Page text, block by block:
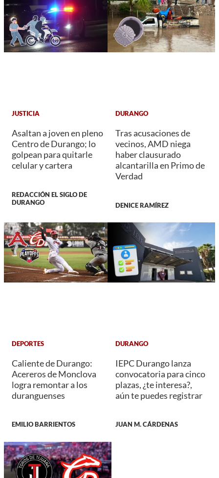
JUSTICIA
Asaltan a joven en pleno
Centro de Durango; lo
golpean para quitarle
celular y cartera
REDACCIÓN EL SIGLO DE
DURANGO
DURANGO
Tras acusaciones de
vecinos, AMD niega
haber clausurado
alcantarilla en Primo de
Verdad
DENICE RAMÍREZ
DEPORTES
Caliente de Durango:
Acereros de Monclova
logra remontar a los
duranguenses
EMILIO BARRIENTOS
DURANGO
IEPC Durango lanza
convocatoria para cinco
plazas, ¿te interesa?,
aún te puedes registrar
JUAN M. CÁRDENAS